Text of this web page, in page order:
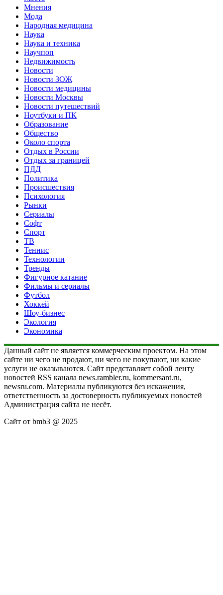
Мнения
Мода
Народная медицина
Наука
Наука и техника
Научпоп
Недвижимость
Новости
Новости ЗОЖ
Новости медицины
Новости Москвы
Новости путешествий
Ноутбуки и ПК
Образование
Общество
Около спорта
Отдых в России
Отдых за границей
ПДД
Политика
Происшествия
Психология
Рынки
Сериалы
Софт
Спорт
ТВ
Теннис
Технологии
Тренды
Фигурное катание
Фильмы и сериалы
Футбол
Хоккей
Шоу-бизнес
Экология
Экономика
Данный сайт не является коммерческим проектом. На этом
сайте ни чего не продают, ни чего не покупают, ни какие
услуги не оказываются. Сайт представляет собой ленту
новостей RSS канала news.rambler.ru, kommersant.ru,
newsru.com. Материалы публикуются без искажения,
ответственность за достоверность публикуемых новостей
Администрация сайта не несёт.
Сайт от bmb3 @ 2025